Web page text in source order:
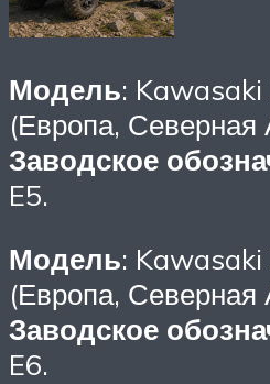
Модель: Kawasaki
(Европа, Северная
Заводское
E5.
Модель: Kawasaki
(Европа, Северная
Заводское
E6.